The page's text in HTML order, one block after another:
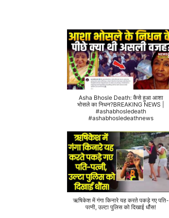
Asha Bhosle Death: कैसे हुआ आशा
भोसले का निधन?BREAKING NEWS |
#ashabhosledeath
#ashabhosledeathnews
ऋषिकेश में गंगा किनारे यह करते पकड़े गए पति-
पत्नी, उल्टा पुलिस को दिखाई धौंस!